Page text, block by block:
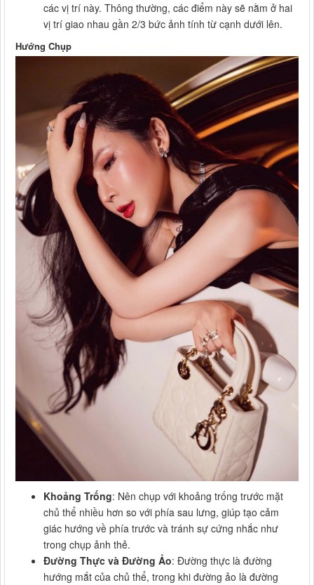
các vị trí này. Thông thường, các điểm này sẽ nằm ở hai
vị trí giao nhau gần 2/3 bức ảnh tính từ cạnh dưới lên.
Hướng Chụp
Khoảng Trống: Nên chụp với khoảng trống trước mặt
chủ thể nhiều hơn so với phía sau lưng, giúp tạo cảm
giác hướng về phía trước và tránh sự cứng nhắc như
trong chụp ảnh thẻ.
Đường Thực và Đường Ảo: Đường thực là đường
hướng mắt của chủ thể, trong khi đường ảo là đường